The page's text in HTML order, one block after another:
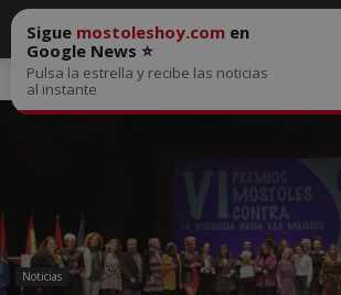
Inicio Noticias
Noticias
Sigue mostoleshoy.com en
Google News ⭐
Pulsa la estrella y recibe las noticias
al instante